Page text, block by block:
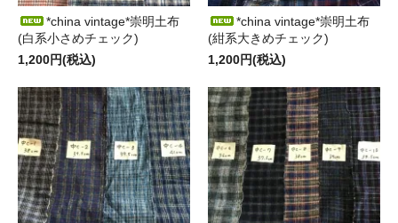
*china vintage*崇明土布
(白系小さめチェック)
1,200円(税込)
*china vintage*崇明土布
(紺系大きめチェック)
1,200円(税込)